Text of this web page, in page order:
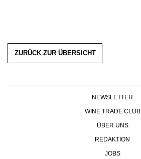
ZURÜCK ZUR ÜBERSICHT
NEWSLETTER
WINE TRADE CLUB
ÜBER UNS
REDAKTION
JOBS